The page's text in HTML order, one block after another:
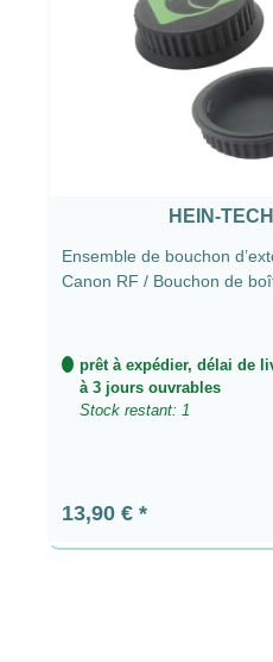
HEIN-TECH
Ensemble de bouchon
Canon RF / Bouchon de
prêt à expédier, délai de
à 3 jours ouvrables
Stock restant: 1
Prix régulier :
13,90 €